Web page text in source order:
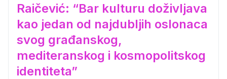
Raičević: “Bar kulturu doživljava
kao jedan od najdubljih oslonaca
svog građanskog,
mediteranskog i kosmopolitskog
identiteta”